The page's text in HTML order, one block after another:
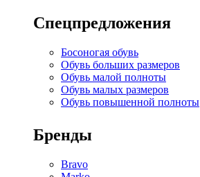
Спецпредложения
Босоногая обувь
Обувь больших размеров
Обувь малой полноты
Обувь малых размеров
Обувь повышенной полноты
Бренды
Bravo